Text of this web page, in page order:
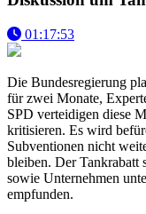
01:17:53
Die Bundesregierung
für zwei Monate,
SPD verteidigen diese
kritisieren. Es wird
Subventionen nicht
bleiben. Der Tankrabatt
sowie Unternehmen
empfunden.